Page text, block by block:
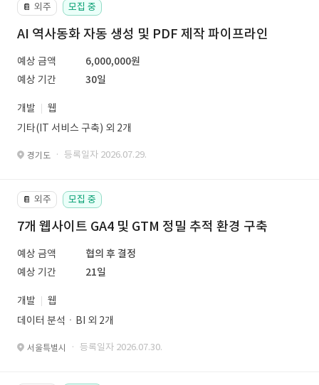
📔 외주 모집 중
AI 역사동화 자동 생성 및 PDF 제작 파이프라인
예상 금액
6,000,000원
예상 기간
30일
개발
웹
기타(IT 서비스 구축) 외 2개
경기도 · 등록일자 2026.07.29.
📔 외주 모집 중
7개 웹사이트 GA4 및 GTM 정밀 추적 환경 구축
예상 금액
협의 후 결정
예상 기간
21일
개발
웹
데이터 분석ㆍBI 외 2개
서울특별시 · 등록일자 2026.07.30.